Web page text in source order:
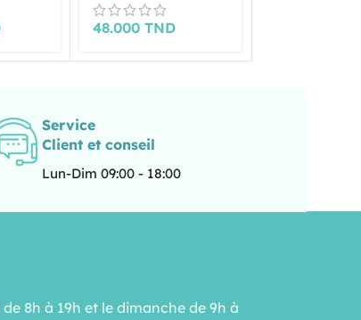
48.000 TND
Service
Client et conseil
Lun-Dim 09:00 - 18:00
8h à 19h et le dimanche de 9h à